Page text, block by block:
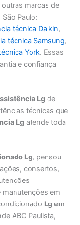
marcas de
Paulo:
técnica Daikin,
técnica Samsung,
York. Essas
e confiança
Lg de
técnicas que
Lg atende toda
Lg, pensou
consertos,
manutenções em
Lg em
ABC Paulista,